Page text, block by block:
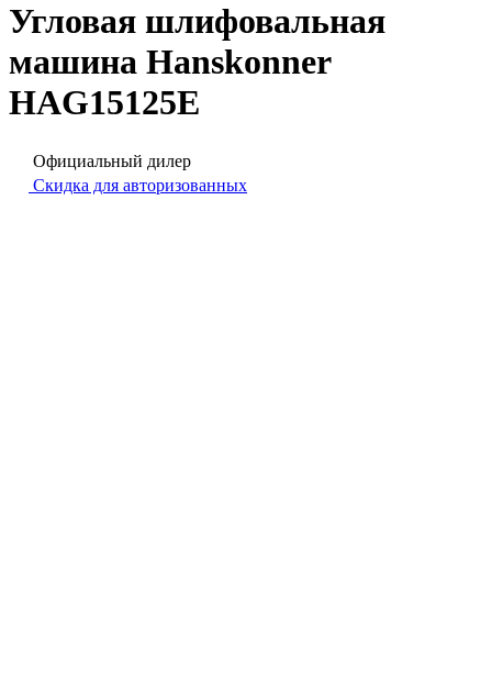
Угловая шлифовальная
машина Hanskonner
HAG15125E
Официальный дилер
Скидка для авторизованных